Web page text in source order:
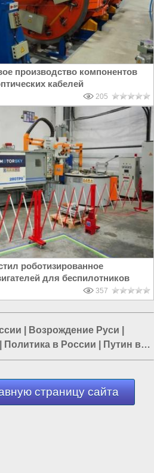
производство компонентов
кабелей
205
роботизированное
для беспилотников
357
Возрождение Руси
Политика в России
Путин в
страницу сайта